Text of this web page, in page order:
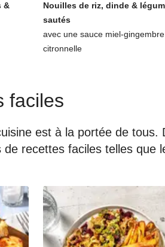
&
Nouilles de riz, dinde &
sautés
avec une sauce miel-
citronnelle
faciles
est à la portée de
de recettes faciles telles